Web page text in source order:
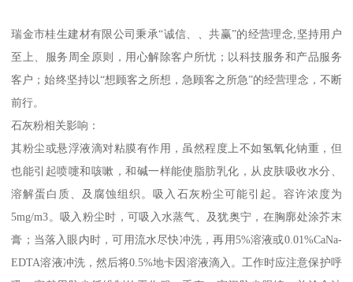
瑞金市桂生建材有限公司秉承“诚信、、共赢”的经营理念,坚持用户
至上、服务周全原则，用心解除客户所忧；以科技服务和产品服务
客户；始终坚持以“想顾客之所想，急顾客之所急”的经营理念，不断
前行。
石灰粉相关影响：
其粉尘或悬浮液滴对粘膜有作用，虽然程度上不如氢氧化钠重，但
也能引起喷嚏和咳嗽，和碱一样能使脂肪乳化，从皮肤吸收水分、
溶解蛋白质、及腐蚀组织。吸入石灰粉尘可能引起。容许浓度为
5mg/m3。吸入粉尘时，可吸入水蒸气、及犹奥宁，在胸廓处涂芥末
膏；当落入眼内时，可用流水尽快冲洗，再用5%溶液或0.01%CaNa-
EDTA溶液冲洗，然后将0.5%地卡因溶液滴入。工作时应注意保护呼